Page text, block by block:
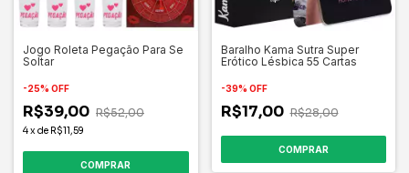
Jogo Roleta Pegação Para Se
Soltar
-25% OFF
R$39,00 R$52,00
4xde R$11,59
Baralho Kama Sutra Super
Erótico Lésbica 55 Cartas
-39% OFF
R$17,00 R$28,00